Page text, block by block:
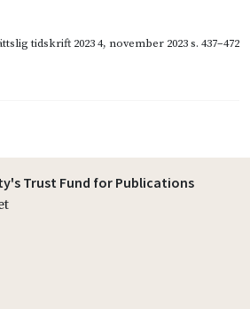
tidskrift 2023 4, november 2023s. 437–472
Trust Fund for Publications